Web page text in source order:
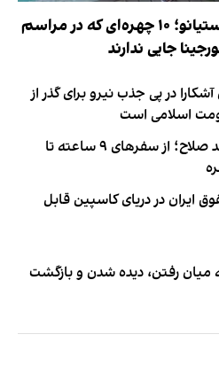
لیست ممنوعه کریستیانو؛ ۱۰ چهره‌ای که در مراسم
جایی ندارند
در پی جذب نیرو برای گذر از
اسلامی است
روایت فداکاری‌های محمد صلاح؛ از سفرهای ۹ ساعته تا
ایران در دریای کاسپین قابل
میان رفتن، دیده شدن و بازگشت